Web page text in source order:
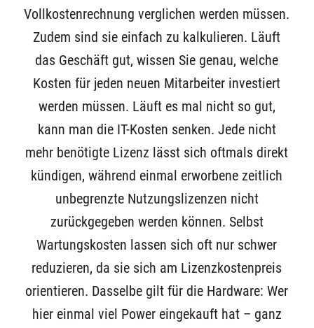
Vollkostenrechnung verglichen werden müssen.
Zudem sind sie einfach zu kalkulieren. Läuft
das Geschäft gut, wissen Sie genau, welche
Kosten für jeden neuen Mitarbeiter investiert
werden müssen. Läuft es mal nicht so gut,
kann man die IT-Kosten senken. Jede nicht
mehr benötigte Lizenz lässt sich oftmals direkt
kündigen, während einmal erworbene zeitlich
unbegrenzte Nutzungslizenzen nicht
zurückgegeben werden können. Selbst
Wartungskosten lassen sich oft nur schwer
reduzieren, da sie sich am Lizenzkostenpreis
orientieren. Dasselbe gilt für die Hardware: Wer
hier einmal viel Power eingekauft hat – ganz